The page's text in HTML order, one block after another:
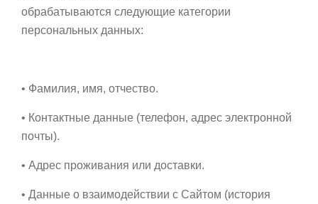
обрабатываются следующие категории
персональных данных:
• Фамилия, имя, отчество.
• Контактные данные (телефон, адрес электронной
почты).
• Адрес проживания или доставки.
• Данные о взаимодействии с Сайтом (история